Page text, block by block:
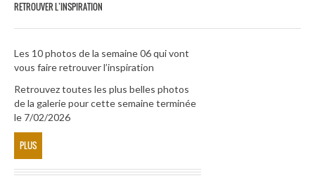
RETROUVER L’INSPIRATION
Les 10 photos de la semaine 06 qui vont
vous faire retrouver l’inspiration
Retrouvez toutes les plus belles photos
de la galerie pour cette semaine terminée
le 7/02/2026
PLUS